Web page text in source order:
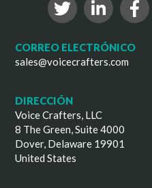
CORREO ELECTRÓNICO
sales@voicecrafters.com
DIRECCIÓN
Voice Crafters, LLC
8 The Green, Suite 4000
Dover, Delaware 19901
United States